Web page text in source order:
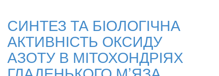
СИНТЕЗ ТА БІОЛОГІЧНА
АКТИВНІСТЬ ОКСИДУ
АЗОТУ В МІТОХОНДРІЯХ